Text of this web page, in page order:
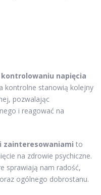
napięcia
kontrolne stanowią kolejny
pozwalając
i reagować na
zainteresowaniami to
na zdrowie psychiczne.
sprawiają nam radość,
ogólnego dobrostanu.